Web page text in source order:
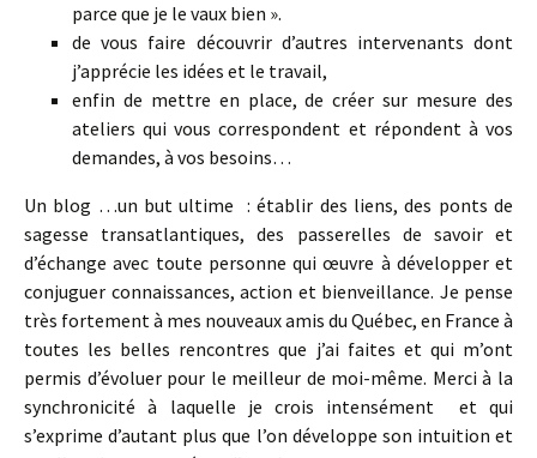
parce que je le vaux bien ».
de vous faire découvrir d’autres intervenants dont
j’apprécie les idées et le travail,
enfin de mettre en place, de créer sur mesure des
ateliers qui vous correspondent et répondent à vos
demandes, à vos besoins…
Un blog …un but ultime : établir des liens, des ponts de
sagesse transatlantiques, des passerelles de savoir et
d’échange avec toute personne qui œuvre à développer et
conjuguer connaissances, action et bienveillance. Je pense
très fortement à mes nouveaux amis du Québec, en France à
toutes les belles rencontres que j’ai faites et qui m’ont
permis d’évoluer pour le meilleur de moi-même. Merci à la
synchronicité à laquelle je crois intensément et qui
s’exprime d’autant plus que l’on développe son intuition et